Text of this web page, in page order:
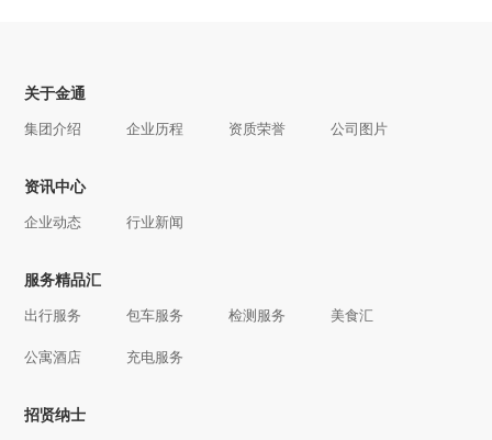
关于金通
集团介绍 企业历程 资质荣誉 公司图片
资讯中心
企业动态 行业新闻
服务精品汇
出行服务 包车服务 检测服务 美食汇
公寓酒店 充电服务
招贤纳士